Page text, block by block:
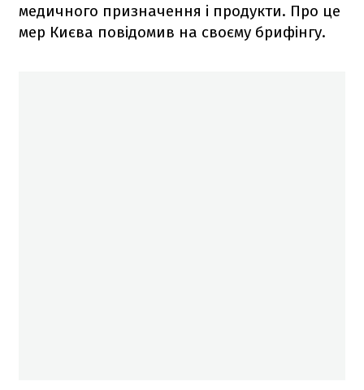
медичного призначення і продукти. Про це
мер Києва повідомив на своєму брифінгу.